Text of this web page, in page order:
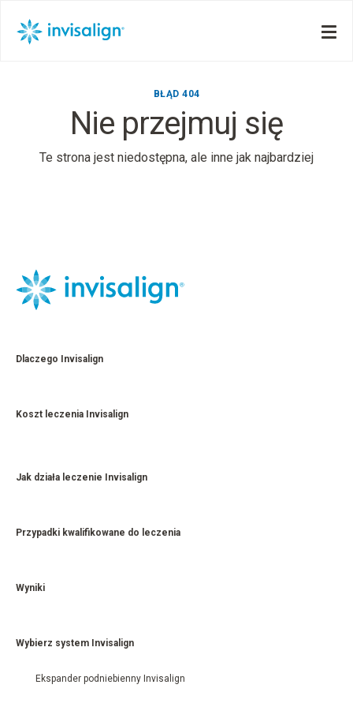
BŁĄD 404
Nie przejmuj się
Te strona jest niedostępna, ale inne jak najbardziej
Dlaczego Invisalign
Koszt leczenia Invisalign
Jak działa leczenie Invisalign
Przypadki kwalifikowane do leczenia
Wyniki
Wybierz system Invisalign
Ekspander podniebienny Invisalign